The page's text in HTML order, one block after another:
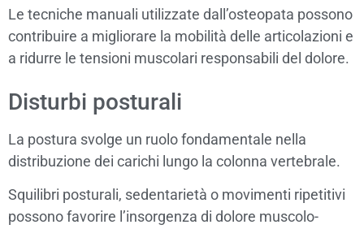
Le tecniche manuali utilizzate dall’osteopata possono
contribuire a migliorare la mobilità delle articolazioni e
a ridurre le tensioni muscolari responsabili del dolore.
Disturbi posturali
La postura svolge un ruolo fondamentale nella
distribuzione dei carichi lungo la colonna vertebrale.
Squilibri posturali, sedentarietà o movimenti ripetitivi
possono favorire l’insorgenza di dolore muscolo-